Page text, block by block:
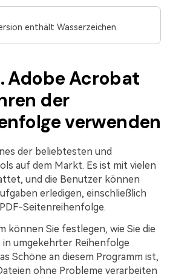
enthält Wasserzeichen.
Adobe Acrobat
der
verwenden
der beliebtesten und
auf dem Markt. Es ist mit vielen
und die Benutzer können
erledigen, einschließlich
Seitenreihenfolge.
können Sie festlegen, wie Sie die
umgekehrter Reihenfolge
Schöne an diesem Programm ist,
ohne Probleme verarbeiten